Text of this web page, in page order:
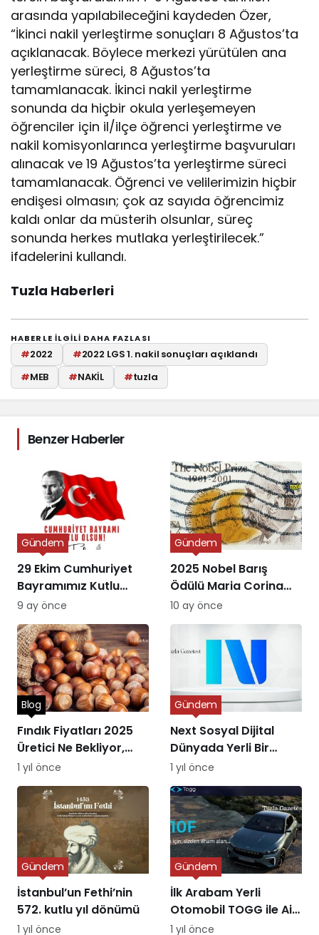
arasında yapılabileceğini kaydeden Özer,
“İkinci nakil yerleştirme sonuçları 8 Ağustos’ta
açıklanacak. Böylece merkezi yürütülen ana
yerleştirme süreci, 8 Ağustos’ta
tamamlanacak. İkinci nakil yerleştirme
sonunda da hiçbir okula yerleşemeyen
öğrenciler için il/ilçe öğrenci yerleştirme ve
nakil komisyonlarınca yerleştirme başvuruları
alınacak ve 19 Ağustos’ta yerleştirme süreci
tamamlanacak. Öğrenci ve velilerimizin hiçbir
endişesi olmasın; çok az sayıda öğrencimiz
kaldı onlar da müsterih olsunlar, süreç
sonunda herkes mutlaka yerleştirilecek.”
ifadelerini kullandı.
Tuzla Haberleri
HABERLE ILGILI DAHA FAZLASI
#2022 #2022 LGS 1. nakil sonuçları açıklandı
#MEB #NAKİL #tuzla
Benzer Haberler
29 Ekim Cumhuriyet
Bayramımız Kutlu
Olsun
Gündem
9 ay önce
2025 Nobel Barış
Ödülü Maria Corina
Machado’ya Verildi
Gündem
10 ay önce
Fındık Fiyatları 2025
Üretici Ne Bekliyor,
Piyasa Ne Sunuyor?
Blog
1 yıl önce
Next Sosyal Dijital
Dünyada Yerli Bir
Alternatifin Doğuşu
Gündem
1 yıl önce
İstanbul’un Fethi’nin
572. kutlu yıl dönümü
Gündem
1 yıl önce
İlk Arabam Yerli
Otomobil TOGG ile Aile
Destek Programı
Gündem
1 yıl önce